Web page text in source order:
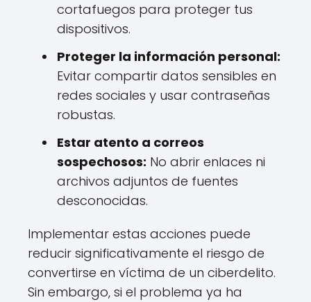
cortafuegos para proteger tus
dispositivos.
Proteger la información personal:
Evitar compartir datos sensibles en
redes sociales y usar contraseñas
robustas.
Estar atento a correos
sospechosos: No abrir enlaces ni
archivos adjuntos de fuentes
desconocidas.
Implementar estas acciones puede
reducir significativamente el riesgo de
convertirse en víctima de un ciberdelito.
Sin embargo, si el problema ya ha